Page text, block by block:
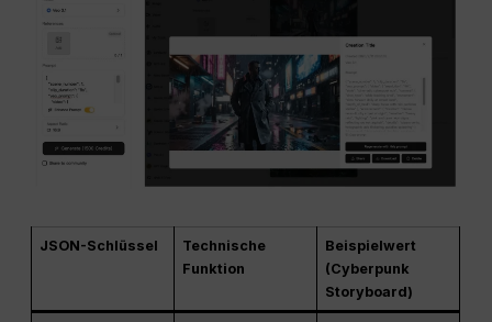
JSON-Schlüssel
Technische
Funktion
Beispielwert
(Cyberpunk
Storyboard)